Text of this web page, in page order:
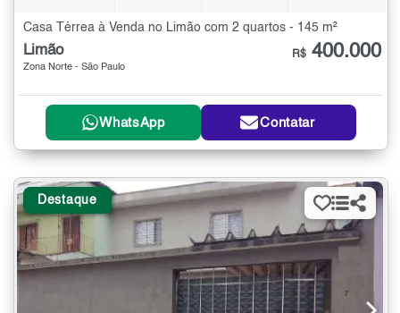
Casa Térrea à Venda no Limão com 2 quartos - 145 m²
Limão
Zona Norte - São Paulo
R$ 400.000
WhatsApp Contatar
Destaque